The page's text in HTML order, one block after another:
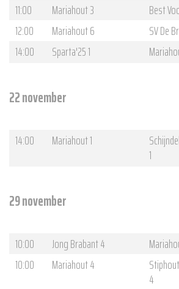
11:00
Mariahout 3
Best
12:00
Mariahout 6
SV De
14:00
Sparta'25 1
22 november
14:00 Mariahout 1
1
29 november
10:00 Jong Brabant 4
10:00
Mariahout 4
4